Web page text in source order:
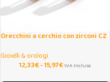
Orecchini a cerchio con zirconi CZ
Gioielli & orologi
12,33€-15,97€ IVA Inclusa